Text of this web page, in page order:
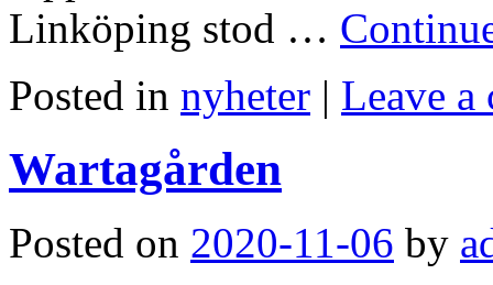
Linköping stod …
Posted in nyheter | Leave a
Wartagården
Posted on 2020-11-06 by